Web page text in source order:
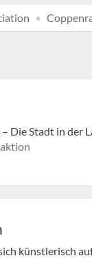
Die Stadt in der
künstlerisch